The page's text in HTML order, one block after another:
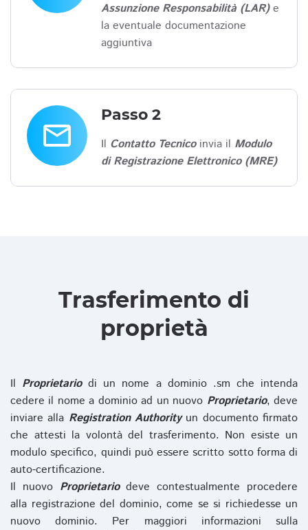
Assunzione Responsabilità (LAR)e
la eventuale documentazione
aggiuntiva
email
Passo 2
Il Contatto Tecnicoinvia il Modulo
di Registrazione Elettronico (MRE)
Trasferimento di
proprietà
Il Proprietariodi un nome a dominio .sm che intenda
cedere il nome a dominio ad un nuovo Proprietario, deve
inviare alla Registration Authorityun documento firmato
che attesti la volontà del trasferimento. Non esiste un
modulo specifico, quindi può essere scritto sotto forma di
auto-certificazione.
Il nuovo Proprietariodeve contestualmente procedere
alla registrazione del dominio, come se si richiedesse un
nuovo dominio. Per maggiori informazioni sulla